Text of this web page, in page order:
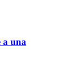
a una